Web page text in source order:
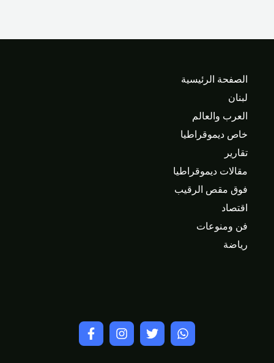
الصفحة الرئيسية
لبنان
العرب والعالم
خاص ديموقراطيا
تقارير
مقالات ديموقراطيا
فوق مقص الرقيب
اقتصاد
فن ومنوعات
رياضة